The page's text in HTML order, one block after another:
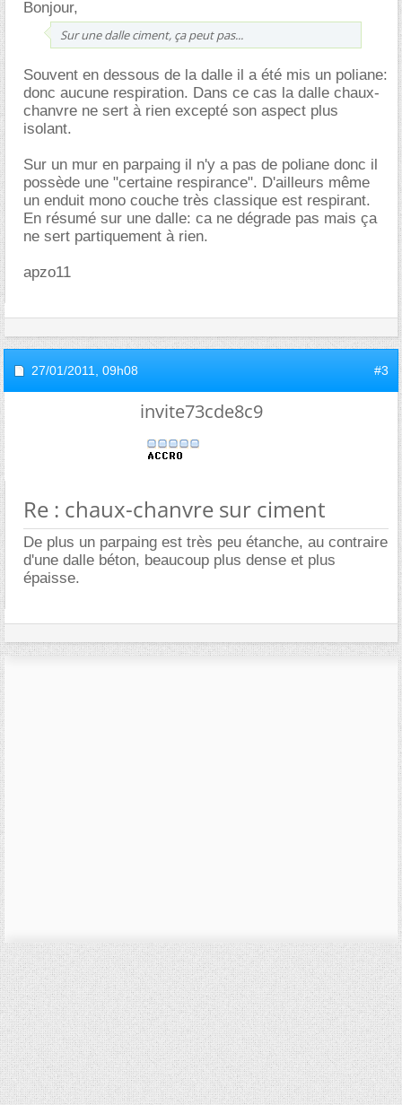
Bonjour,
Sur une dalle ciment, ça peut pas...
Souvent en dessous de la dalle il a été mis un poliane:
donc aucune respiration. Dans ce cas la dalle chaux-
chanvre ne sert à rien excepté son aspect plus
isolant.
Sur un mur en parpaing il n'y a pas de poliane donc il
possède une "certaine respirance". D'ailleurs même
un enduit mono couche très classique est respirant.
En résumé sur une dalle: ca ne dégrade pas mais ça
ne sert partiquement à rien.
apzo11
27/01/2011, 09h08 #3
invite73cde8c9
Re : chaux-chanvre sur ciment
De plus un parpaing est très peu étanche, au contraire
d'une dalle béton, beaucoup plus dense et plus
épaisse.